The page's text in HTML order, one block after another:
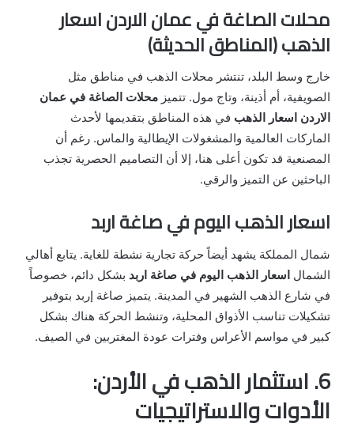
محلات الصاغة في عمان الاردن اسعار
الذهب (المناطق الحديثة)
خارج وسط البلد، تنتشر محلات الذهب في مناطق مثل
الصويفية، أم أذينة، وتاج مول. تتميز محلات الصاغة في عمان
الاردن اسعار الذهب في هذه المناطق بتقديمها لأحدث
الماركات العالمية والمشغولات الإيطالية والماس. رغم أن
المصنعية قد تكون أعلى هنا، إلا أن التصاميم الحصرية تجذب
الباحثين عن التميز والرقي.
اسعار الذهب اليوم في صاغة اربد
شمال المملكة يشهد أيضاً حركة تجارية نشطة للغاية. يتابع أهالي
الشمال اسعار الذهب اليوم في صاغة اربد بشكل دائم، خصوصاً
في شارع الذهب الشهير في المدينة. يتميز صاغة إربد بتوفير
تشكيلات تناسب الأذواق المحلية، وتنشط الحركة هناك بشكل
كبير في مواسم الأعراس وفترات عودة المغتربين في الصيف.
6. استثمار الذهب في الأردن:
الأدوات والاستراتيجيات